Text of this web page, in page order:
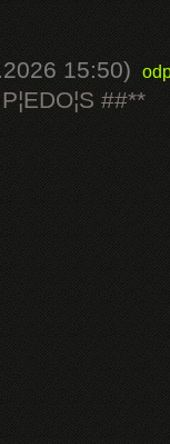
15:50)
##**